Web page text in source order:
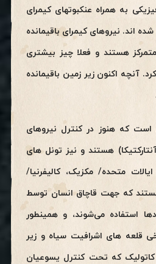
به همراه عنکبوتهای کیمرای
اند. نیروهای کیمرای باقیمانده
هستند و فعلا چیز بیشتری
آنچه اکنون زیر زمین باقیمانده
است که هنوز در کنترل نیروهای
هستند و نیز تونل های
متحده/ مکزیک، کالیفرنیا/
که جهت قاچاق انسان توسط
استفاده می‌شوند، و همینطور
قلعه های اشرافیت سیاه و زیر
کاتولیک که تحتکنترل یسوعیان